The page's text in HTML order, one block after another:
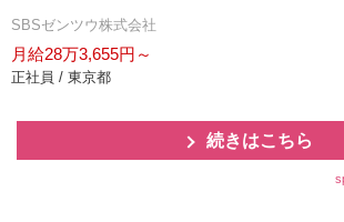
SBSゼンツウ株式会社
月給28万3,655円～
正社員 / 東京都
続きはこちら